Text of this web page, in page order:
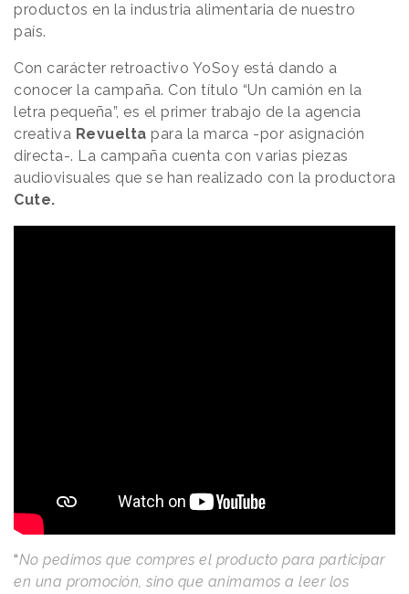
productos en la industria alimentaria de nuestro
país.
Con carácter retroactivo YoSoy está dando a
conocer la campaña. Con título “Un camión en la
letra pequeña”, es el primer trabajo de la agencia
creativa Revuelta para la marca -por asignación
directa-. La campaña cuenta con varias piezas
audiovisuales que se han realizado con la productora
Cute.
“No pedimos que compres el producto para participar
en una promoción, sino que animamos a leer los